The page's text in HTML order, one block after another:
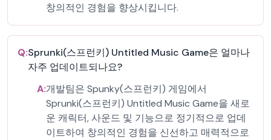
창의적인 경험을 향상시킵니다.
Q:Sprunki(스프런키) Untitled Music Game은 얼마나
자주 업데이트되나요?
A:개발팀은 Spunky(스프런키) 게임에서
Sprunki(스프런키) Untitled Music Game을 새로
운 캐릭터, 사운드 및 기능으로 정기적으로 업데
이트하여 창의적인 경험을 신선하고 매력적으로